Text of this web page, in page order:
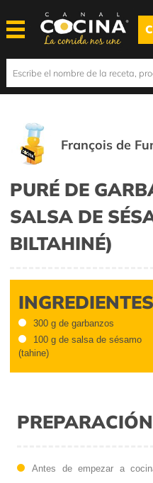
François de
PURÉ DE
SALSA DE
BILTAHINÉ)
300 g de garbanzos
100 g de salsa de sésamo
(tahine)
Antes de empezar a